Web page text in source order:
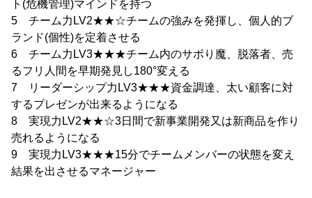
ト(危機管理)マインドを持つ
5 チーム力LV2★★☆チームの強みを発揮し、個人的ブ
ランド(個性)を定着させる
6 チーム力LV3★★★チーム内のサボり魔、脱落者、売
るフリ人間を早期発見し180°変える
7 リーダーシップ力LV3★★★資金調達、太い顧客に対
するプレゼンが出来るようになる
8 実現力LV2★★☆3日間で新事業開発又は新商品を作り
売れるようになる
9 実現力LV3★★★15分でチームメンバーの状態を変え
結果を出させるマネージャー